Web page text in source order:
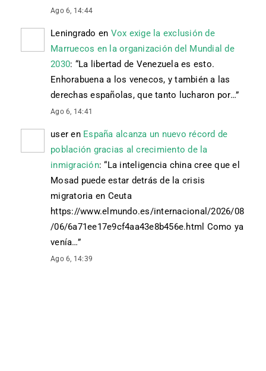
Ago 6, 14:44
Leningrado en Vox exige la exclusión de
Marruecos en la organización del Mundial de
2030: “La libertad de Venezuela es esto.
Enhorabuena a los venecos, y también a las
derechas españolas, que tanto lucharon por…”
Ago 6, 14:41
user en España alcanza un nuevo récord de
población gracias al crecimiento de la
inmigración: “La inteligencia china cree que el
Mosad puede estar detrás de la crisis
migratoria en Ceuta
https://www.elmundo.es/internacional/2026/08
/06/6a71ee17e9cf4aa43e8b456e.html Como ya
venía…”
Ago 6, 14:39